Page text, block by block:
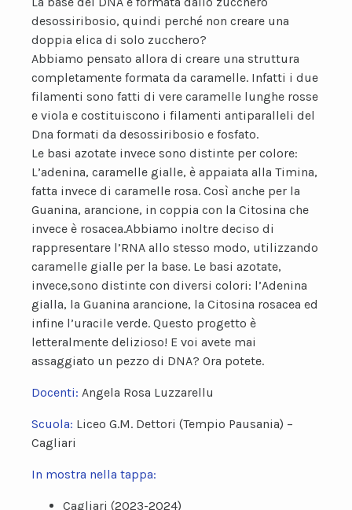
desossiribosio, quindi perché non creare una
doppia elica di solo zucchero?
Abbiamo pensato allora di creare una struttura
completamente formata da caramelle. Infatti i due
filamenti sono fatti di vere caramelle lunghe rosse
e viola e costituiscono i filamenti antiparalleli del
Dna formati da desossiribosio e fosfato.
Le basi azotate invece sono distinte per colore:
L’adenina, caramelle gialle, è appaiata alla Timina,
fatta invece di caramelle rosa. Così anche per la
Guanina, arancione, in coppia con la Citosina che
invece è rosacea.Abbiamo inoltre deciso di
rappresentare l’RNA allo stesso modo, utilizzando
caramelle gialle per la base. Le basi azotate,
invece,sono distinte con diversi colori: l’Adenina
gialla, la Guanina arancione, la Citosina rosacea ed
infine l’uracile verde. Questo progetto è
letteralmente delizioso! E voi avete mai
assaggiato un pezzo di DNA? Ora potete.
Docenti: Angela Rosa Luzzarellu
Scuola: Liceo G.M. Dettori (Tempio Pausania) –
Cagliari
In mostra nella tappa:
Cagliari (2023-2024)